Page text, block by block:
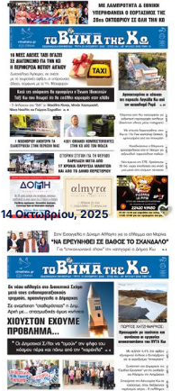
14 Οκτωβρίου, 2025